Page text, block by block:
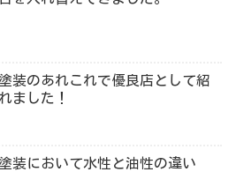
装のあれこれで優良店として紹
ました！
装において水性と油性の違い